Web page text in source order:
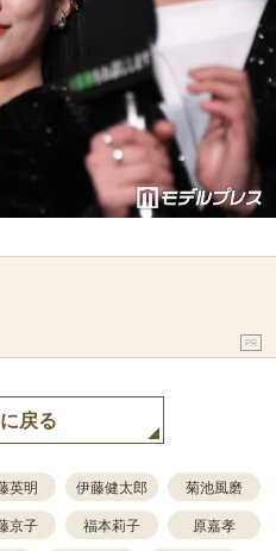
PR
戻る
英明 伊藤健太郎
菊池風磨
京子 福本莉子
原嘉孝